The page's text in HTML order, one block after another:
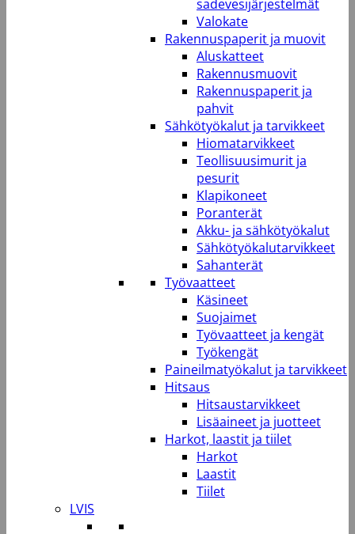
sadevesijärjestelmät
Valokate
Rakennuspaperit ja muovit
Aluskatteet
Rakennusmuovit
Rakennuspaperit ja
pahvit
Sähkötyökalut ja tarvikkeet
Hiomatarvikkeet
Teollisuusimurit ja
pesurit
Klapikoneet
Poranterät
Akku- ja sähkötyökalut
Sähkötyökalutarvikkeet
Sahanterät
Työvaatteet
Käsineet
Suojaimet
Työvaatteet ja kengät
Työkengät
Paineilmatyökalut ja tarvikkeet
Hitsaus
Hitsaustarvikkeet
Lisäaineet ja juotteet
Harkot, laastit ja tiilet
Harkot
Laastit
Tiilet
LVIS